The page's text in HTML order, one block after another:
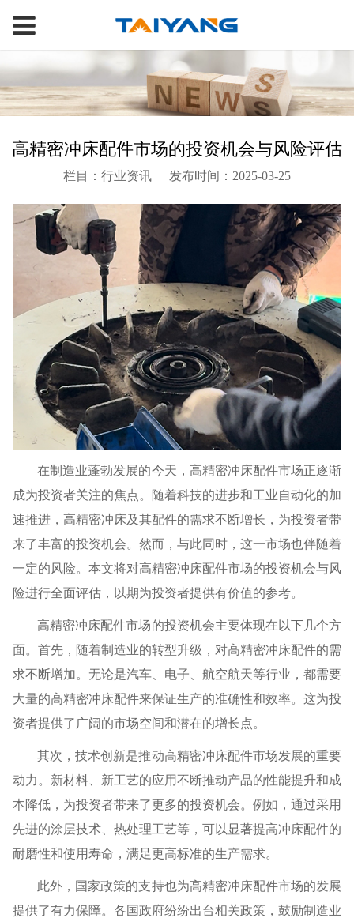
高精密冲床配件市场的投资机会与风险评估
栏目：行业资讯 发布时间：2025-03-25
在制造业蓬勃发展的今天，高精密冲床配件市场正逐渐
成为投资者关注的焦点。随着科技的进步和工业自动化的加
速推进，高精密冲床及其配件的需求不断增长，为投资者带
来了丰富的投资机会。然而，与此同时，这一市场也伴随着
一定的风险。本文将对高精密冲床配件市场的投资机会与风
险进行全面评估，以期为投资者提供有价值的参考。
高精密冲床配件市场的投资机会主要体现在以下几个方
面。首先，随着制造业的转型升级，对高精密冲床配件的需
求不断增加。无论是汽车、电子、航空航天等行业，都需要
大量的高精密冲床配件来保证生产的准确性和效率。这为投
资者提供了广阔的市场空间和潜在的增长点。
其次，技术创新是推动高精密冲床配件市场发展的重要
动力。新材料、新工艺的应用不断推动产品的性能提升和成
本降低，为投资者带来了更多的投资机会。例如，通过采用
先进的涂层技术、热处理工艺等，可以显著提高冲床配件的
耐磨性和使用寿命，满足更高标准的生产需求。
此外，国家政策的支持也为高精密冲床配件市场的发展
提供了有力保障。各国政府纷纷出台相关政策，鼓励制造业